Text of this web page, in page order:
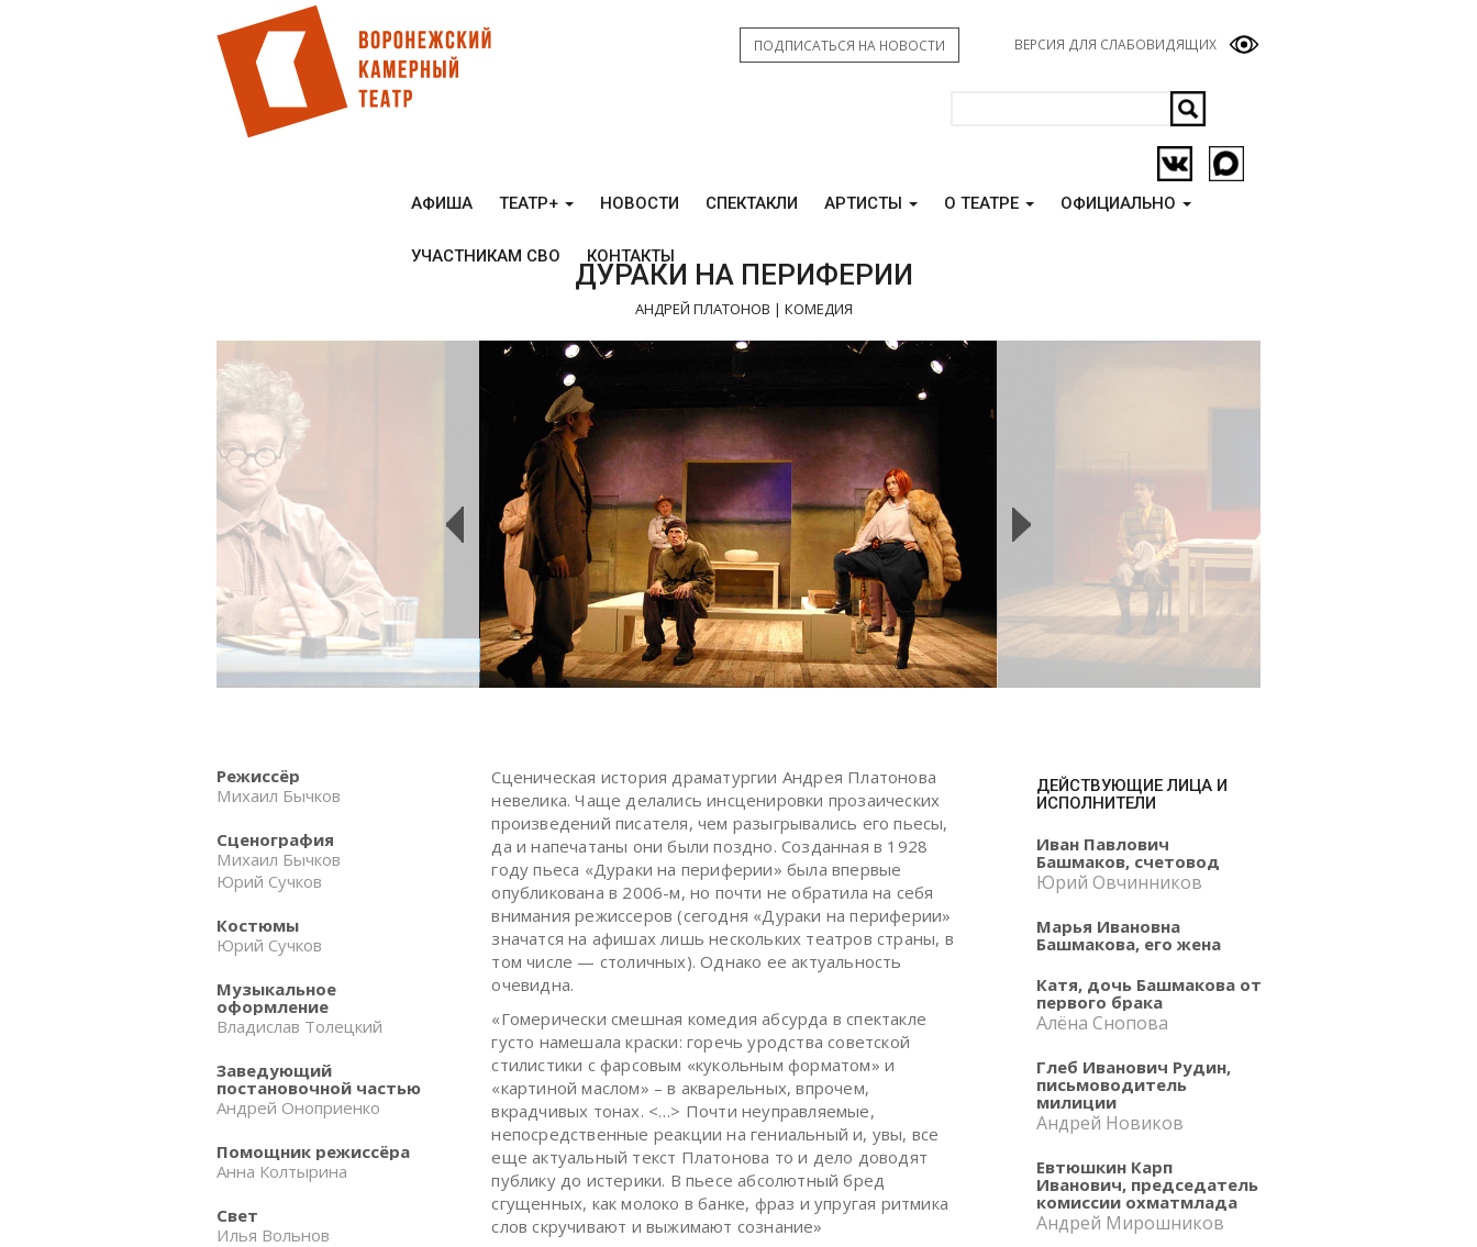
ВЕРСИЯ ДЛЯ СЛАБОВИДЯЩИХ
ПОДПИСАТЬСЯ НА НОВОСТИ
АФИША ТЕАТР+ НОВОСТИ СПЕКТАКЛИ АРТИСТЫ О ТЕАТРЕ ОФИЦИАЛЬНО
УЧАСТНИКАМ СВО КОНТАКТЫ
ДУРАКИ НА ПЕРИФЕРИИ
АНДРЕЙ ПЛАТОНОВ | КОМЕДИЯ
Режиссёр
Михаил Бычков
Сценография
Михаил Бычков
Юрий Сучков
Костюмы
Юрий Сучков
Музыкальное
оформление
Владислав Толецкий
Заведующий
постановочной частью
Андрей Оноприенко
Помощник режиссёра
Анна Колтырина
Свет
Илья Вольнов
Сценическая история драматургии Андрея Платонова
невелика. Чаще делались инсценировки прозаических
произведений писателя, чем разыгрывались его пьесы,
да и напечатаны они были поздно. Созданная в 1928
году пьеса «Дураки на периферии» была впервые
опубликована в 2006-м, но почти не обратила на себя
внимания режиссеров (сегодня «Дураки на периферии»
значатся на афишах лишь нескольких театров страны, в
том числе — столичных). Однако ее актуальность
очевидна.
«Гомерически смешная комедия абсурда в спектакле
густо намешала краски: горечь уродства советской
стилистики с фарсовым «кукольным форматом» и
«картиной маслом» – в акварельных, впрочем,
вкрадчивых тонах. <…> Почти неуправляемые,
непосредственные реакции на гениальный и, увы, все
еще актуальный текст Платонова то и дело доводят
публику до истерики. В пьесе абсолютный бред
сгущенных, как молоко в банке, фраз и упругая ритмика
слов скручивают и выжимают сознание»
ДЕЙСТВУЮЩИЕ ЛИЦА И
ИСПОЛНИТЕЛИ
Иван Павлович
Башмаков, счетовод
Юрий Овчинников
Марья Ивановна
Башмакова, его жена
Катя, дочь Башмакова от
первого брака
Алёна Снопова
Глеб Иванович Рудин,
письмоводитель
милиции
Андрей Новиков
Евтюшкин Карп
Иванович, председатель
комиссии охматмлада
Андрей Мирошников